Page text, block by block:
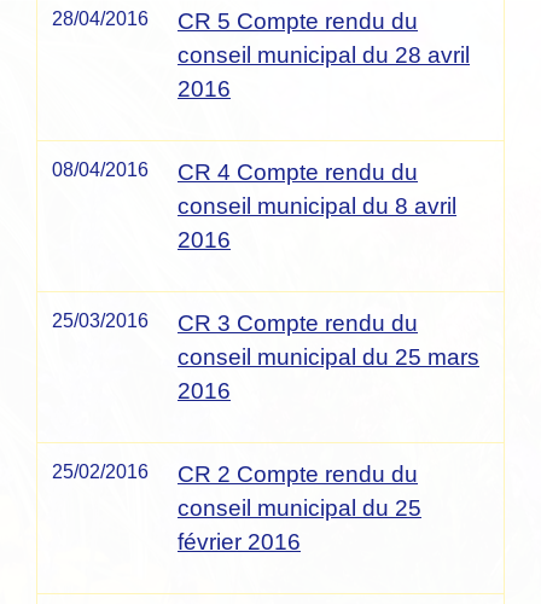
28/04/2016
CR 5 Compte rendu du
conseil municipal du 28 avril
2016
08/04/2016
CR 4 Compte rendu du
conseil municipal du 8 avril
2016
25/03/2016
CR 3 Compte rendu du
conseil municipal du 25 mars
2016
25/02/2016
CR 2 Compte rendu du
conseil municipal du 25
février 2016